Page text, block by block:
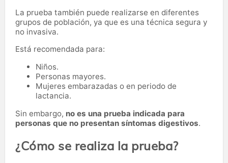
La prueba también puede realizarse en diferentes
grupos de población, ya que es una técnica segura y
no invasiva.
Está recomendada para:
Niños.
Personas mayores.
Mujeres embarazadas o en periodo de
lactancia.
Sin embargo, no es una prueba indicada para
personas que no presentan síntomas digestivos.
¿Cómo se realiza la prueba?